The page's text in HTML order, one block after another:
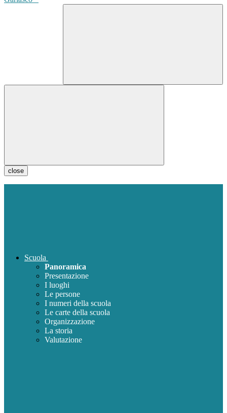
close
Scuola
Panoramica
Presentazione
I luoghi
Le persone
I numeri della scuola
Le carte della scuola
Organizzazione
La storia
Valutazione